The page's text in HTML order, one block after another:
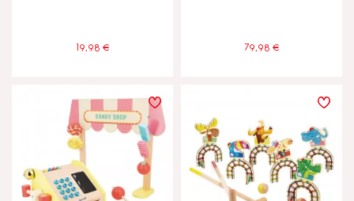
19,98 € 79,98 €